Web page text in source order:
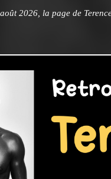
2026, la page de